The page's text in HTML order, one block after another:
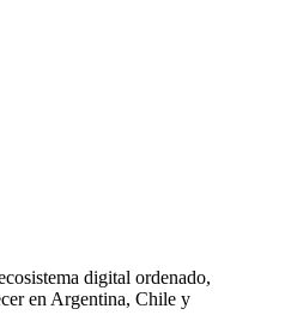
digital ordenado,
en Argentina, Chile y